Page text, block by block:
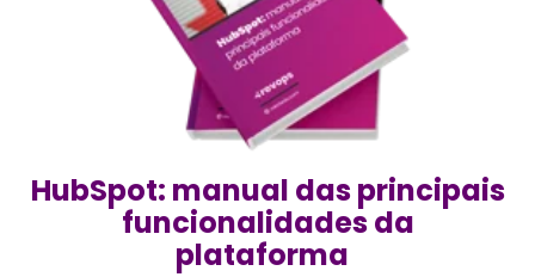
HubSpot: manual das principais
funcionalidades da
plataforma